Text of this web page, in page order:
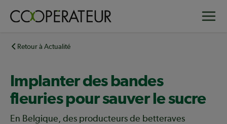
principalRetour à Actualité
Implanter des bandes
fleuries pour sauver le sucre
En Belgique, des producteurs de betteraves